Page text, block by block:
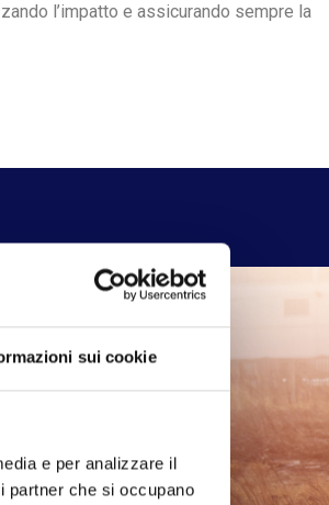
sui cookie
e per analizzare il
partner che si occupano
l’impatto e assicurando sempre la